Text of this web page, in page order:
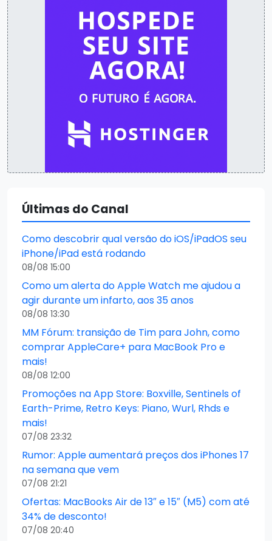
Últimas do Canal
Como descobrir qual versão do iOS/iPadOS seu
iPhone/iPad está rodando
08/08 15:00
Como um alerta do Apple Watch me ajudou a
agir durante um infarto, aos 35 anos
08/08 13:30
MM Fórum: transição de Tim para John, como
comprar AppleCare+ para MacBook Pro e
mais!
08/08 12:00
Promoções na App Store: Boxville, Sentinels of
Earth-Prime, Retro Keys: Piano, Wurl, Rhds e
mais!
07/08 23:32
Rumor: Apple aumentará preços dos iPhones 17
na semana que vem
07/08 21:21
Ofertas: MacBooks Air de 13″ e 15″ (M5) com até
34% de desconto!
07/08 20:40